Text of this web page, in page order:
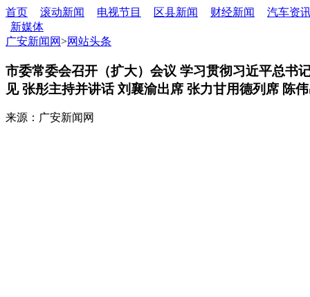
首页 滚动新闻 电视节目 区县新闻 财经新闻
汽车资
新媒体
广安新闻网>网站头条
市委常委会召开（扩大）会议 学习贯彻习近平总书
见 张彤主持并讲话 刘襄渝出席 张力甘用德列席 陈
来源：广安新闻网